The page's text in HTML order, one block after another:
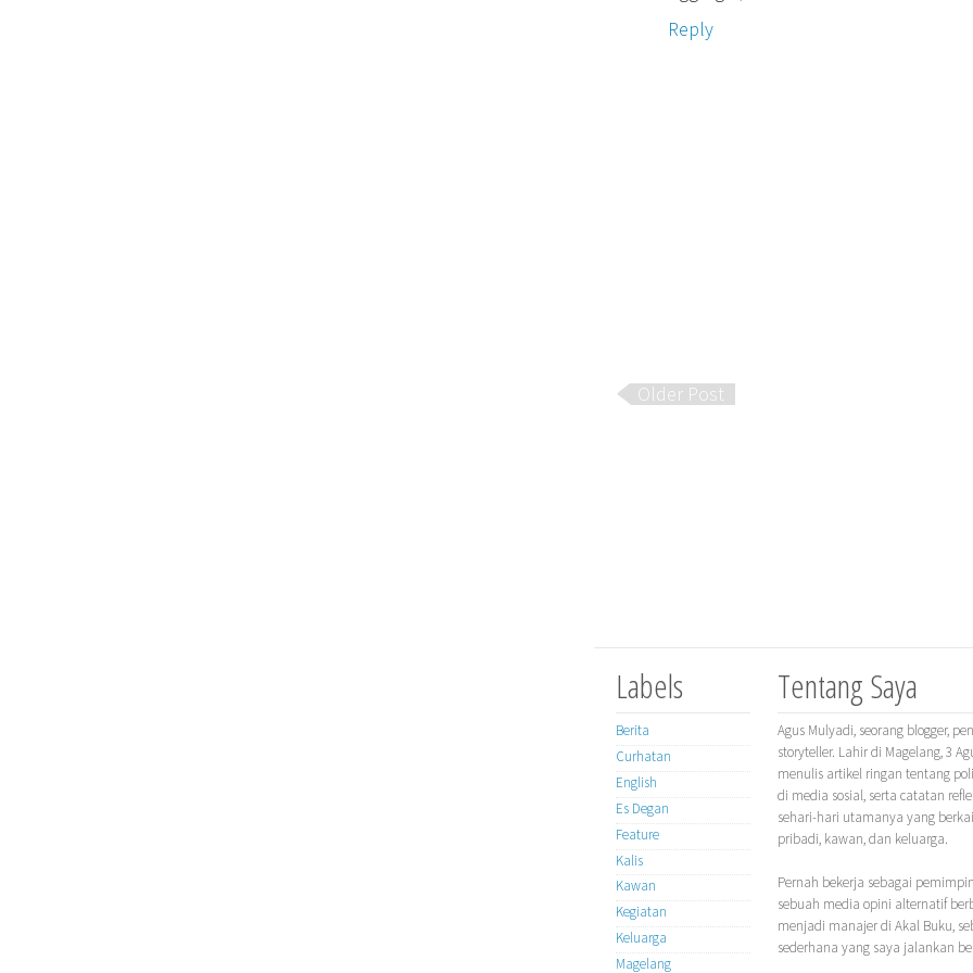
Reply
Older Post
Labels
Berita
Curhatan
English
Es Degan
Feature
Kalis
Kawan
Kegiatan
Keluarga
Magelang
Tentang Saya
Agus Mulyadi, seorang blogger,
storyteller. Lahir di Magelang, 3
menulis artikel ringan tentang
di media sosial, serta catatan
sehari-hari utamanya yang
pribadi, kawan, dan keluarga.
Pernah bekerja sebagai
sebuah media opini alternatif
menjadi manajer di Akal Buku,
sederhana yang saya jalankan